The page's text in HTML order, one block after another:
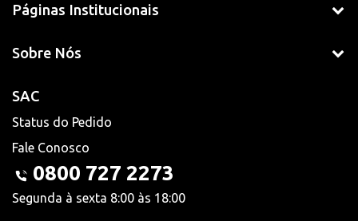
Páginas Institucionais
Sobre Nós
SAC
Status do Pedido
Fale Conosco
0800 727 2273
Segunda à sexta 8:00 às 18:00